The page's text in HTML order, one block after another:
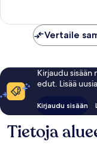
Vertaile
Kirjaudu sisään
edut. Lisää
Kirjaudu sisään
Tietoja